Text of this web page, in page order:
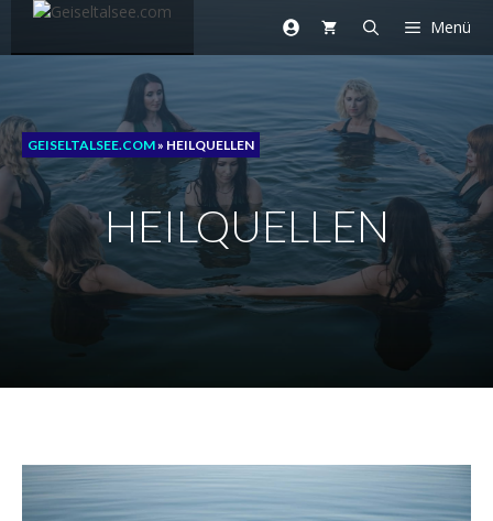
Zum
Menü
GEISELTALSEE.COM» HEILQUELLEN
HEILQUELLEN